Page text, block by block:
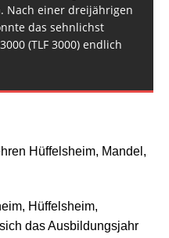
Nach einer dreijährigen
das sehnlichst
(TLF 3000) endlich
Es
erfolgte die
[…]
Hüffelsheim, Mandel,
Hüffelsheim,
das Ausbildungsjahr